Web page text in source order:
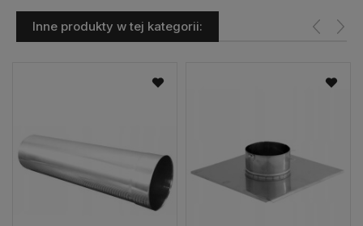
Inne produkty w tej kategorii: